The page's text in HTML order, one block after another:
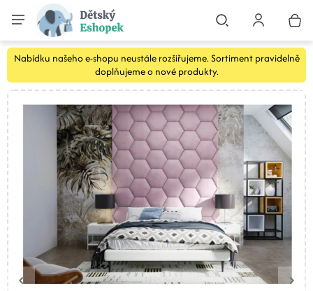
Nabídku našeho e-shopu neustále rozšiřujeme. Sortiment pravidelně
doplňujeme o nové produkty.